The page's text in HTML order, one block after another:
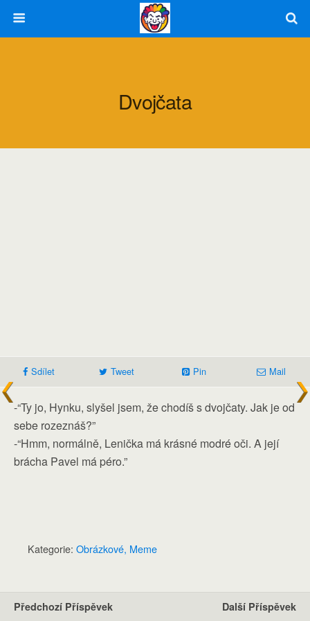
Dvojčata
Sdílet Tweet Pin Mail
-“Ty jo, Hynku, slyšel jsem, že chodíš s dvojčaty. Jak je od
sebe rozeznáš?”
-“Hmm, normálně, Lenička má krásné modré oči. A její
brácha Pavel má péro.”
Kategorie: Obrázkové, Meme
Předchozí Příspěvek Další Příspěvek